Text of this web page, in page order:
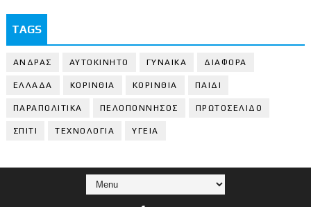
TAGS
ΑΝΔΡΑΣ ΑΥΤΟΚΙΝΗΤΟ ΓΥΝΑΙΚΑ ΔΙΑΦΟΡΑ
ΕΛΛΑΔΑ ΚΟΡΙΝΘΙΑ ΚΟΡΙΝΘΙA ΠΑΙΔΙ
ΠΑΡΑΠΟΛΙΤΙΚΑ ΠΕΛΟΠΟΝΝΗΣΟΣ ΠΡΩΤΟΣΕΛΙΔΟ
ΣΠΙΤΙ ΤΕΧΝΟΛΟΓΙΑ ΥΓΕΙΑ